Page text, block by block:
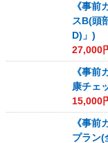
《事前
スB(頭
D)」)
27,000
《事
康チェ
15,000
《事
プラン(